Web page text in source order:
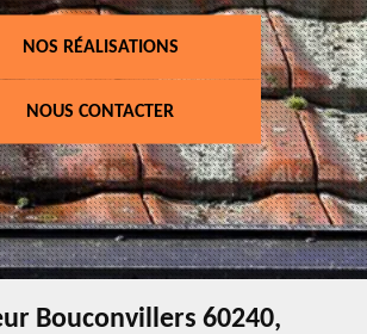
NOS RÉALISATIONS
NOUS CONTACTER
Bouconvillers 60240,